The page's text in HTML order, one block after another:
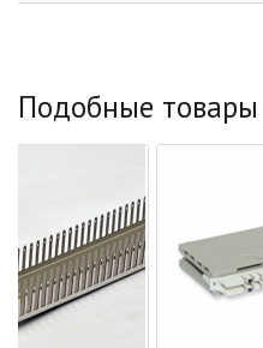
Подобные товары